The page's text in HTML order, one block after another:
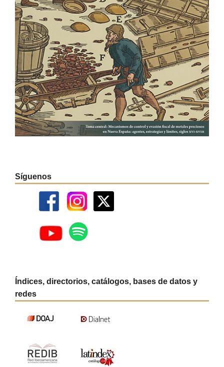
Síguenos
Índices, directorios, catálogos, bases de datos y
redes